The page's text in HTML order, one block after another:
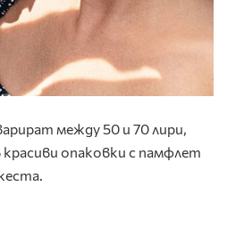
между 50 и 70 лири,
опаковки с памфлет